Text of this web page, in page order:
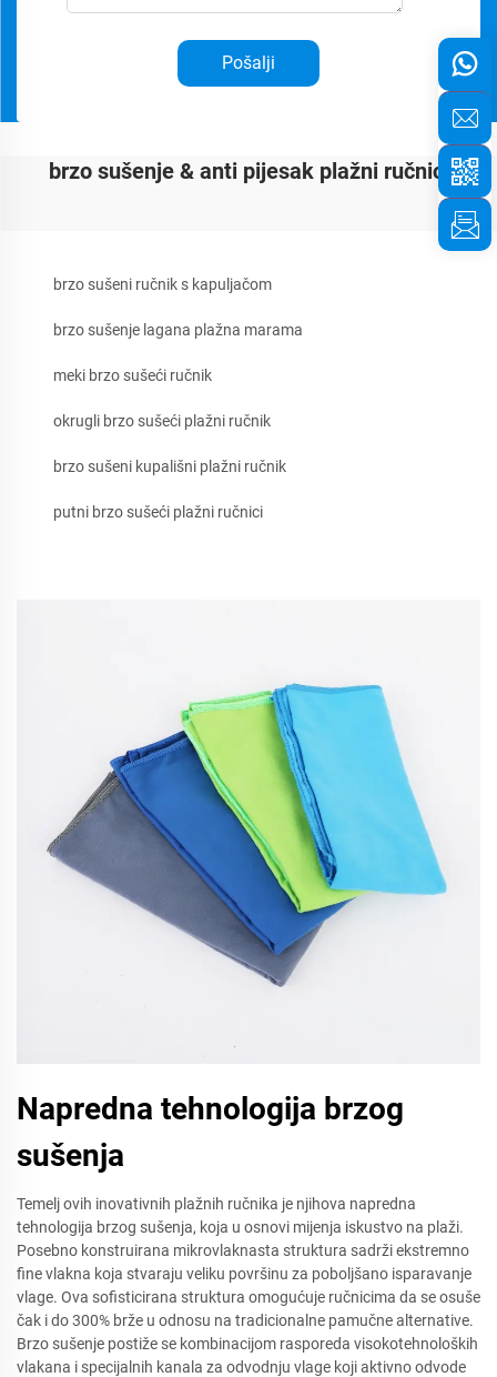
Pošalji
brzo sušenje & anti pijesak plažni ručnici
brzo sušeni ručnik s kapuljačom
brzo sušenje lagana plažna marama
meki brzo sušeći ručnik
okrugli brzo sušeći plažni ručnik
brzo sušeni kupališni plažni ručnik
putni brzo sušeći plažni ručnici
Napredna tehnologija brzog
sušenja
Temelj ovih inovativnih plažnih ručnika je njihova napredna
tehnologija brzog sušenja, koja u osnovi mijenja iskustvo na plaži.
Posebno konstruirana mikrovlaknasta struktura sadrži ekstremno
fine vlakna koja stvaraju veliku površinu za poboljšano isparavanje
vlage. Ova sofisticirana struktura omogućuje ručnicima da se osuše
čak i do 300% brže u odnosu na tradicionalne pamučne alternative.
Brzo sušenje postiže se kombinacijom rasporeda visokotehnoloških
vlakana i specijalnih kanala za odvodnju vlage koji aktivno odvode